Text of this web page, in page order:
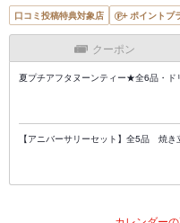
口コミ投稿特典対象店 ポイントプ
クーポン
夏プチアフタヌーンティー★全6品・ド
【アニバーサリーセット】全5品 焼